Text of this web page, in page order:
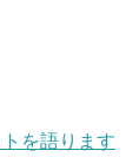
を語ります